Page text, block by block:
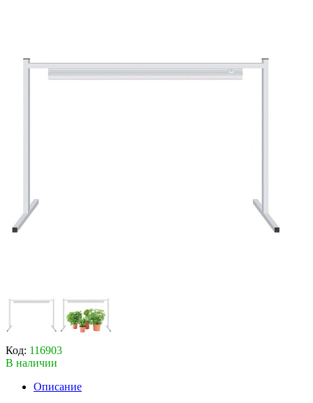
Код: 116903
В наличии
Описание